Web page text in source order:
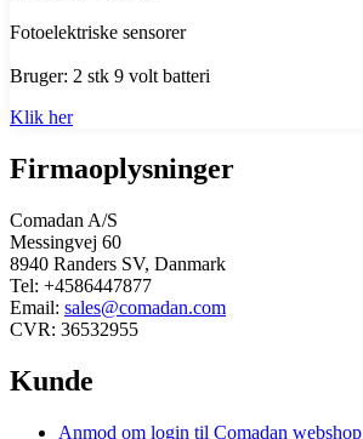
Fotoelektriske sensorer
Bruger: 2 stk 9 volt batteri
Klik her
Firmaoplysninger
Comadan A/S
Messingvej 60
8940 Randers SV, Danmark
Tel: +4586447877
Email: sales@comadan.com
CVR: 36532955
Kunde
Main Anmod om login til Comadan webshop